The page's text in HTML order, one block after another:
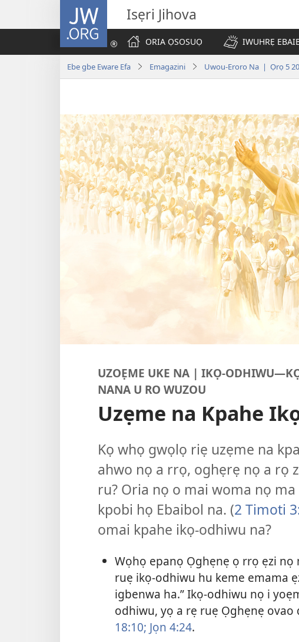
JW.ORG Isẹri Jihova
ORIA ỌSOSUỌ
IWUHRẸ
Ebe gbe Eware Efa Emagazini Uwou-Eroro Na | Ọrọ 5
UZOẸME UKE NA | IKỌ-
NANA U RO WUZOU
Uzẹme na Kpahe
Kọ whọ gwọlọ riẹ uzẹme na
ahwo nọ a rrọ, oghẹrẹ nọ a rọ
ru? Oria nọ o mai woma nọ
kpobi họ Ebaibol na. (2 Timoti
omai kpahe ikọ-odhiwu na?
Wọhọ epanọ Ọghẹnẹ ọ rrọ ẹzi
ruẹ ikọ-odhiwu hu keme emama
igbenwa ha.” Ikọ-odhiwu nọ i
odhiwu, yọ a rẹ ruẹ Ọghẹnẹ
18:10; Jọn 4:24.